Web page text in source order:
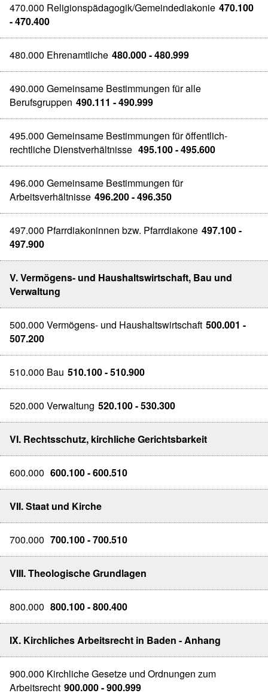
470.000 Religionspädagogik/Gemeindediakonie 470.100
- 470.400
480.000 Ehrenamtliche 480.000 - 480.999
490.000 Gemeinsame Bestimmungen für alle
Berufsgruppen 490.111 - 490.999
495.000 Gemeinsame Bestimmungen für öffentlich-
rechtliche Dienstverhältnisse 495.100 - 495.600
496.000 Gemeinsame Bestimmungen für
Arbeitsverhältnisse 496.200 - 496.350
497.000 Pfarrdiakoninnen bzw. Pfarrdiakone 497.100 -
497.900
V. Vermögens- und Haushaltswirtschaft, Bau und
Verwaltung
500.000 Vermögens- und Haushaltswirtschaft 500.001 -
507.200
510.000 Bau 510.100 - 510.900
520.000 Verwaltung 520.100 - 530.300
VI. Rechtsschutz, kirchliche Gerichtsbarkeit
600.000 600.100 - 600.510
VII. Staat und Kirche
700.000 700.100 - 700.510
VIII. Theologische Grundlagen
800.000 800.100 - 800.400
IX. Kirchliches Arbeitsrecht in Baden - Anhang
900.000 Kirchliche Gesetze und Ordnungen zum
Arbeitsrecht 900.000 - 900.999